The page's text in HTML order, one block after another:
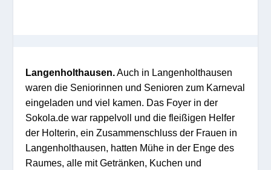
Langenholthausen. Auch in Langenholthausen
waren die Seniorinnen und Senioren zum Karneval
eingeladen und viel kamen. Das Foyer in der
Sokola.de war rappelvoll und die fleißigen Helfer
der Holterin, ein Zusammenschluss der Frauen in
Langenholthausen, hatten Mühe in der Enge des
Raumes, alle mit Getränken, Kuchen und